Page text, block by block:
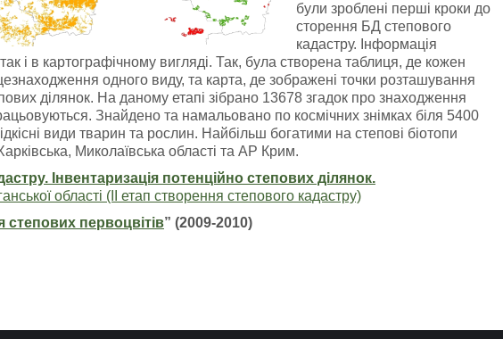
були зроблені перші кроки до
сторення БД степового
кадастру. Інформація
і в картографічному вигляді. Так, була створена таблиця, де кожен
одного виду, та карта, де зображені точки розташування
ділянок. На даному етапі зібрано 13678 згадок про знаходження
Знайдено та намальовано по космічних знімках біля 5400
види тварин та рослин. Найбільш богатими на степові біотопи
Миколаївська області та АР Крим.
Інвентаризація потенційно степових ділянок.
області (ІІ етап створення степового кадастру)
первоцвітів” (2009-2010)